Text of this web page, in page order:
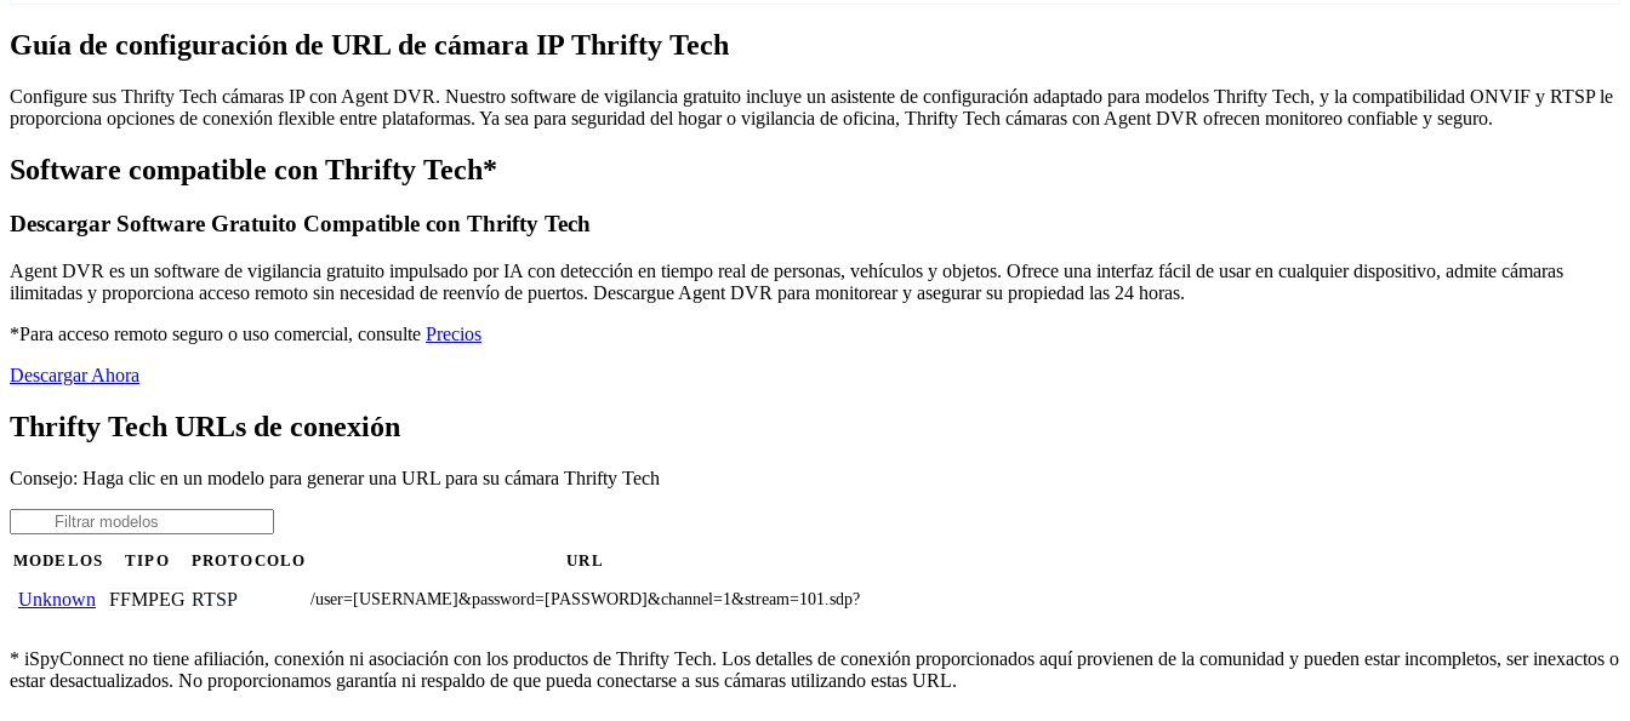
Guía de configuración de URL de cámara IP Thrifty Tech
Configure sus Thrifty Tech cámaras IP con Agent DVR. Nuestro software de vigilancia gratuito incluye un asistente de configuración adaptado para modelos Thrifty Tech, y la compatibilidad ONVIF y RTSP le
proporciona opciones de conexión flexible entre plataformas. Ya sea para seguridad del hogar o vigilancia de oficina, Thrifty Tech cámaras con Agent DVR ofrecen monitoreo confiable y seguro.
Software compatible con Thrifty Tech*
Descargar Software Gratuito Compatible con Thrifty Tech
Agent DVR es un software de vigilancia gratuito impulsado por IA con detección en tiempo real de personas, vehículos y objetos. Ofrece una interfaz fácil de usar en cualquier dispositivo, admite cámaras
ilimitadas y proporciona acceso remoto sin necesidad de reenvío de puertos. Descargue Agent DVR para monitorear y asegurar su propiedad las 24 horas.
*Para acceso remoto seguro o uso comercial, consulte Precios
Descargar Ahora
Thrifty Tech URLs de conexión
Consejo: Haga clic en un modelo para generar una URL para su cámara Thrifty Tech
MODELOS TIPO PROTOCOLO URL
Unknown FFMPEG RTSP /user=[USERNAME]&password=[PASSWORD]&channel=1&stream=101.sdp?
* iSpyConnect no tiene afiliación, conexión ni asociación con los productos de Thrifty Tech. Los detalles de conexión proporcionados aquí provienen de la comunidad y pueden estar incompletos, ser inexactos o
estar desactualizados. No proporcionamos garantía ni respaldo de que pueda conectarse a sus cámaras utilizando estas URL.